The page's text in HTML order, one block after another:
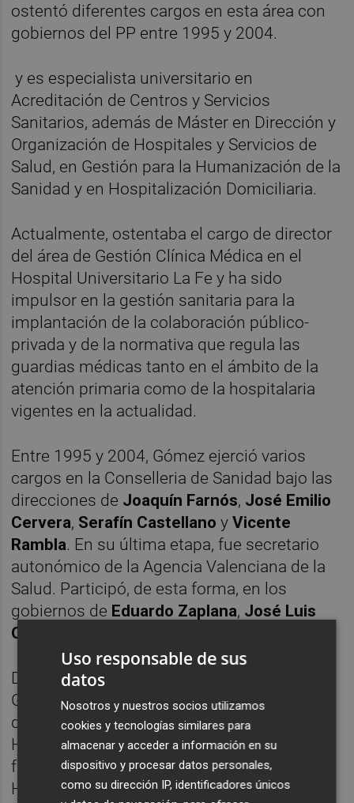
ostentó diferentes cargos en esta área con
gobiernos del PP entre 1995 y 2004.
y es especialista universitario en
Acreditación de Centros y Servicios
Sanitarios, además de Máster en Dirección y
Organización de Hospitales y Servicios de
Salud, en Gestión para la Humanización de la
Sanidad y en Hospitalización Domiciliaria.
Actualmente, ostentaba el cargo de director
del área de Gestión Clínica Médica en el
Hospital Universitario La Fe y ha sido
impulsor en la gestión sanitaria para la
implantación de la colaboración público-
privada y de la normativa que regula las
guardias médicas tanto en el ámbito de la
atención primaria como de la hospitalaria
vigentes en la actualidad.
Entre 1995 y 2004, Gómez ejerció varios
cargos en la Conselleria de Sanidad bajo las
direcciones de Joaquín Farnós, José Emilio
Cervera, Serafín Castellano yVicente
Rambla. En su última etapa, fue secretario
autonómico de la Agencia Valenciana de la
Salud. Participó, de esta forma, en los
gobiernos de Eduardo Zaplana, José Luis
Olivas
Durante su etapa en este departamento,
Gómez gestionó desde la privatización del
departamento de Alzira hasta el caso
Hepatitis C, afrontó crisis como el
fallecimiento de varios pacientes en el
Hospital Virgen del Consuelo de València en
Uso responsable de sus
datos
Nosotros y nuestros socios utilizamos
cookies y tecnologías similares para
almacenar y acceder a información en su
dispositivo y procesar datos personales,
como su dirección IP, identificadores únicos